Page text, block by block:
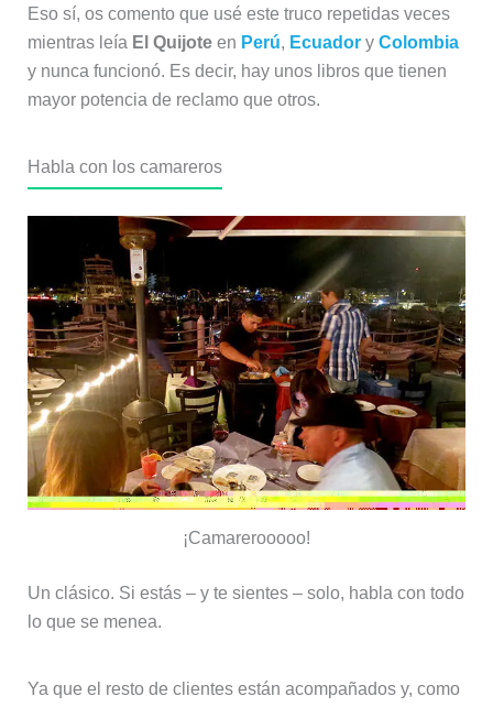
Eso sí, os comento que usé este truco repetidas veces
mientras leía El Quijoteen Perú, Ecuadory Colombia
y nunca funcionó. Es decir, hay unos libros que tienen
mayor potencia de reclamo que otros.
Habla con los camareros
¡Camarerooooo!
Un clásico. Si estás – y te sientes – solo, habla con todo
lo que se menea.
Ya que el resto de clientes están acompañados y, como